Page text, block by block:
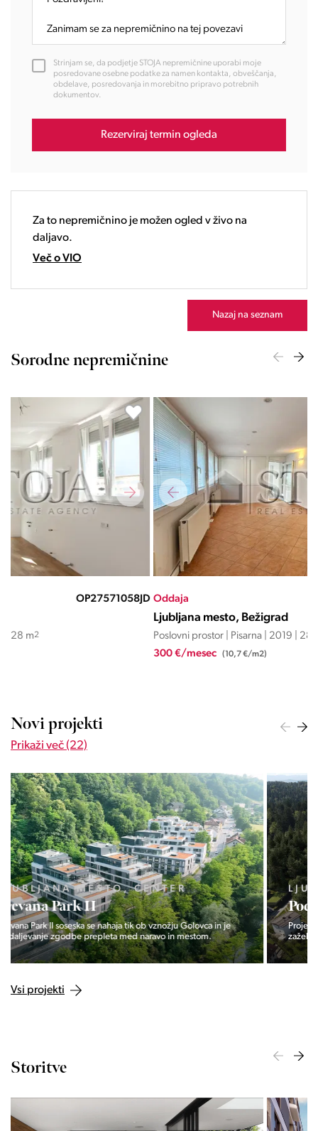
13:00
14:00
20:00
Strinjam se, da podjetje STOJA nepremičnine uporabi moje
posredovane osebne podatke za namen kontakta, obveščanja,
obdelave, posredovanja in morebitno pripravo potrebnih
dokumentov.
Rezerviraj termin ogleda
Za to nepremičnino je možen ogled v živo na
daljavo.
Več o VIO
Nazaj na seznam
Sorodne nepremičnine
Poslovni prostor | Pisarna | 2019 | 28 m2
Novi projekti
Prikaži več (22)
LJUBLJANA MESTO, ŠIŠKA, KOSEZE
Pod hribom
Projekt Pod hribom se je pričela gradnja eni izmed najbolj
zaželeni lokaciji v Ljubljani.
Vsi projekti
Storitve